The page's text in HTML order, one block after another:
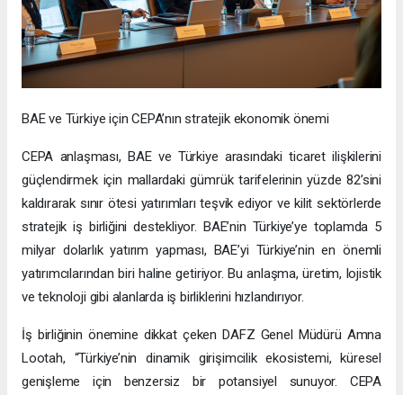
BAE ve Türkiye için CEPA’nın stratejik ekonomik önemi
CEPA anlaşması, BAE ve Türkiye arasındaki ticaret ilişkilerini
güçlendirmek için mallardaki gümrük tarifelerinin yüzde 82’sini
kaldırarak sınır ötesi yatırımları teşvik ediyor ve kilit sektörlerde
stratejik iş birliğini destekliyor. BAE’nin Türkiye’ye toplamda 5
milyar dolarlık yatırım yapması, BAE’yi Türkiye’nin en önemli
yatırımcılarından biri haline getiriyor. Bu anlaşma, üretim, lojistik
ve teknoloji gibi alanlarda iş birliklerini hızlandırıyor.
İş birliğinin önemine dikkat çeken DAFZ Genel Müdürü Amna
Lootah, “Türkiye’nin dinamik girişimcilik ekosistemi, küresel
genişleme için benzersiz bir potansiyel sunuyor. CEPA